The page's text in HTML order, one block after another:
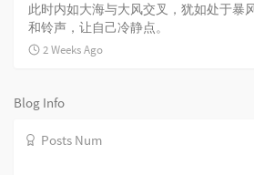
此时内如大海与大风交叉，犹如处于暴
和铃声，让自己冷静点。
2 Weeks Ago
Blog Info
Posts Num